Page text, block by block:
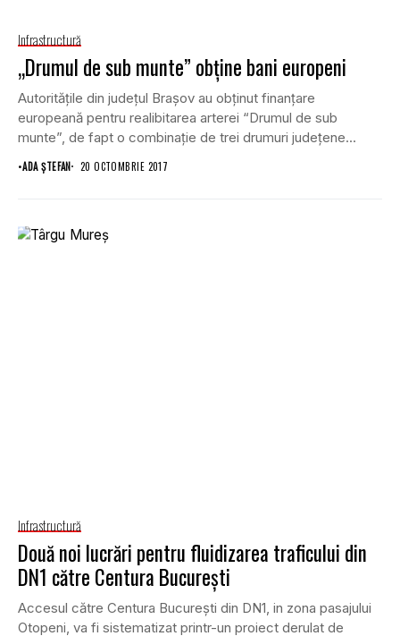
Infrastructură
„Drumul de sub munte” obţine bani europeni
Autorităţile din judeţul Braşov au obţinut finanţare
europeană pentru realibitarea arterei “Drumul de sub
munte”, de fapt o combinaţie de trei drumuri judeţene...
•ADA ȘTEFAN 20 OCTOMBRIE 2017
Infrastructură
Două noi lucrări pentru fluidizarea traficului din
DN1 către Centura Bucureşti
Accesul către Centura Bucureşti din DN1, in zona pasajului
Otopeni, va fi sistematizat printr-un proiect derulat de